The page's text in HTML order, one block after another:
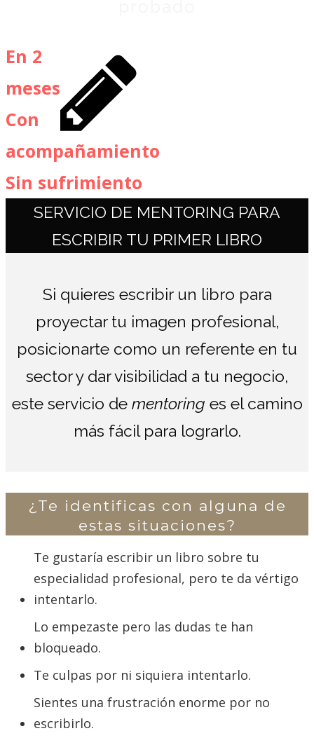
En 2
meses
Con
acompañamiento
Sin sufrimiento
SERVICIO DE MENTORING PARA
ESCRIBIR TU PRIMER LIBRO
Si quieres escribir un libro para
proyectar tu imagen profesional,
posicionarte como un referente en tu
sector y dar visibilidad a tu negocio,
este servicio de mentoring es el camino
más fácil para lograrlo.
¿Te identificas con alguna de
estas situaciones?
Te gustaría escribir un libro sobre tu
especialidad profesional, pero te da vértigo
intentarlo.
Lo empezaste pero las dudas te han
bloqueado.
Te culpas por ni siquiera intentarlo.
Sientes una frustración enorme por no
escribirlo.